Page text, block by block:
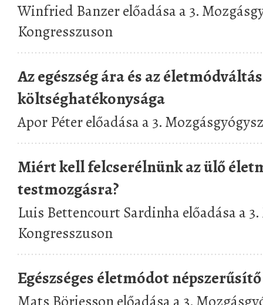
Winfried Banzer előadása a 3.
Kongresszuson
Az egészség ára és az életmódváltás
költséghatékonysága
Apor Péter előadása a 3.
Miért kell felcserélnünk az ülő
testmozgásra?
Luis Bettencourt Sardinha előadása a
Kongresszuson
Egészséges életmódot